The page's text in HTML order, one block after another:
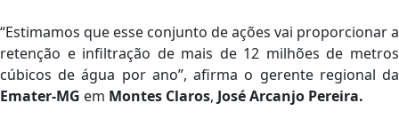
“Estimamos que esse conjunto de ações vai proporcionar a
retenção e infiltração de mais de 12 milhões de metros
cúbicos de água por ano”, afirma o gerente regional da
Emater-MG em Montes Claros, José Arcanjo Pereira.